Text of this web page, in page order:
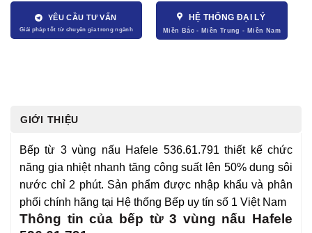
YÊU CẦU TƯ VẤN HỆ THỐNG ĐẠI LÝ
GIỚI THIỆU
Bếp từ 3 vùng nấu Hafele 536.61.791 thiết kế chức
năng gia nhiệt nhanh tăng công suất lên 50% dung sôi
nước chỉ 2 phút. Sản phẩm được nhập khẩu và phân
phối chính hãng tại Hệ thống Bếp uy tín số 1 Việt Nam
Thông tin của bếp từ 3 vùng nấu Hafele